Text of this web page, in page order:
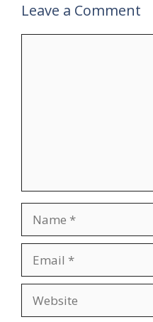
Leave a Comment